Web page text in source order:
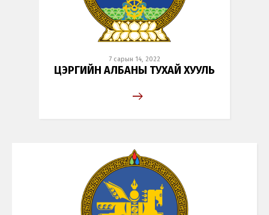
7 сарын 14, 2022
ЦЭРГИЙН АЛБАНЫ ТУХАЙ ХУУЛЬ